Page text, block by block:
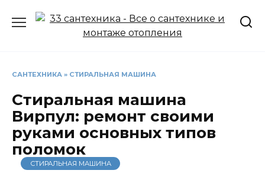
САНТЕХНИКА » СТИРАЛЬНАЯ МАШИНА
Стиральная машина
Вирпул: ремонт своими
руками основных типов
поломок
СТИРАЛЬНАЯ МАШИНА